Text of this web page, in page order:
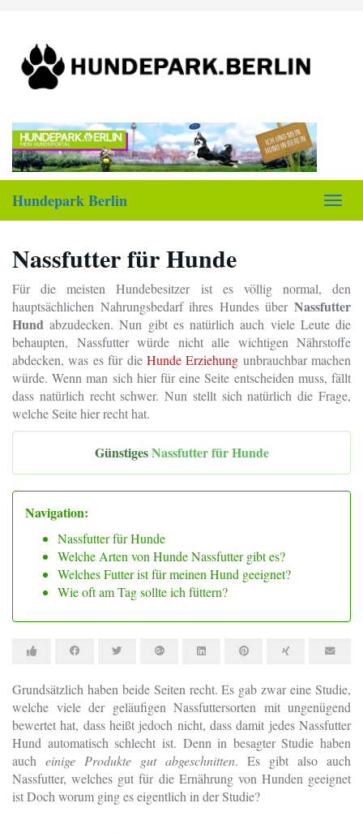
content
Hundepark Berlin
Nassfutter für Hunde
Für die meisten Hundebesitzer ist es völlig normal, den
hauptsächlichen Nahrungsbedarf ihres Hundes über Nassfutter
Hund abzudecken. Nun gibt es natürlich auch viele Leute die
behaupten, Nassfutter würde nicht alle wichtigen Nährstoffe
abdecken, was es für die Hunde Erziehung unbrauchbar machen
würde. Wenn man sich hier für eine Seite entscheiden muss, fällt
dass natürlich recht schwer. Nun stellt sich natürlich die Frage,
welche Seite hier recht hat.
GünstigesNassfutter für Hunde
Navigation:
Nassfutter für Hunde
Welche Arten von Hunde Nassfutter gibt es?
Welches Futter ist für meinen Hund geeignet?
Wie oft am Tag sollte ich füttern?
Grundsätzlich haben beide Seiten recht. Es gab zwar eine Studie,
welche viele der geläufigen Nassfuttersorten mit ungenügend
bewertet hat, dass heißt jedoch nicht, dass damit jedes Nassfutter
Hund automatisch schlecht ist. Denn in besagter Studie haben
auch einige Produkte gut abgeschnitten. Es gibt also auch
Nassfutter, welches gut für die Ernährung von Hunden geeignet
ist Doch worum ging es eigentlich in der Studie?